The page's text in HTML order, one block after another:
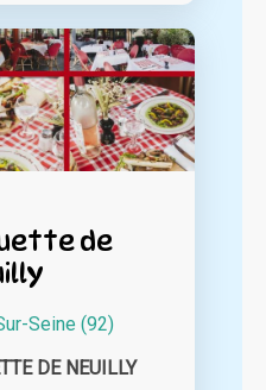
de
Seine (92)
DE NEUILLY